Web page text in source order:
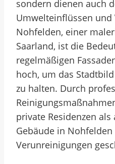
sondern dienen auch
Umwelteinflüssen und
Nohfelden, einer
Saarland, ist die
regelmäßigen
hoch, um das
zu halten. Durch
private Residenzen
Gebäude in
Verunreinigungen